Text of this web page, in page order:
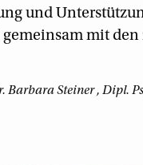
und
gemeinsam mit
Barbara Steiner,Dipl.